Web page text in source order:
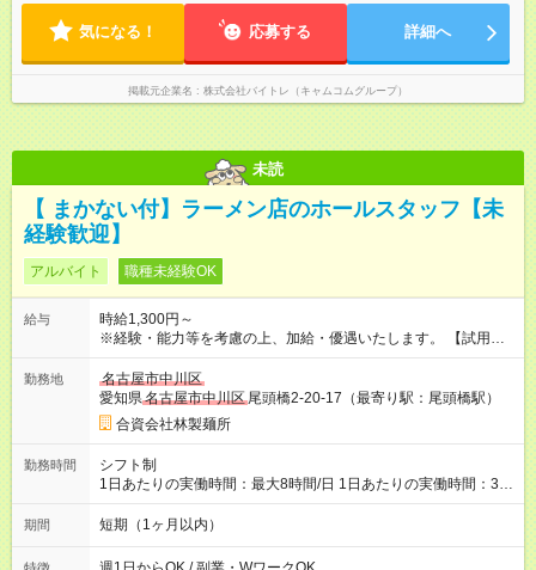
気になる！ 応募する 詳細へ
掲載元企業名 株式会社バイトレ（キャムコムグループ）
未読
【 まかない付】ラーメン店のホールスタッフ【未
経験歓迎】
アルバイト 職種未経験OK
給与
時給1,300円～
※経験・能力等を考慮の上、加給・優遇いたします。 【試用期
間】試用期間なし
勤務地
名古屋市中川区
愛知県名古屋市中川区 尾頭橋2-20-17（最寄り駅：尾頭橋駅）
合資会社林製麺所
勤務時間
シフト制
1日あたりの実働時間：最大8時間/日 1日あたりの実働時間：3時
間～ シフト例 ・11時～14時 ・17時～21時 ※週1からでもOK ※
時間は相談できます
期間 短期（1ヶ月以内）